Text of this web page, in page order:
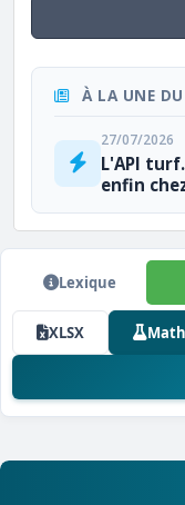
À LA UNE
27/07/2026
L'API
enfin
Lexique
XLSX